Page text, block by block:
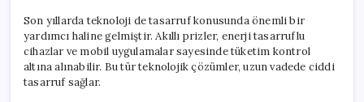
Son yıllarda teknoloji de tasarruf konusunda önemli bir
yardımcı haline gelmiştir. Akıllı prizler, enerji tasarruflu
cihazlar ve mobil uygulamalar sayesinde tüketim kontrol
altına alınabilir. Bu tür teknolojik çözümler, uzun vadede ciddi
tasarruf sağlar.